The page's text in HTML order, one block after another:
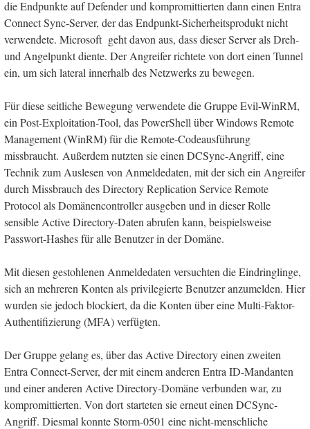
die Endpunkte auf Defender und kompromittierten dann einen Entra
Connect Sync-Server, der das Endpunkt-Sicherheitsprodukt nicht
verwendete. Microsoft geht davon aus, dass dieser Server als Dreh-
und Angelpunkt diente. Der Angreifer richtete von dort einen Tunnel
ein, um sich lateral innerhalb des Netzwerks zu bewegen.
Für diese seitliche Bewegung verwendete die Gruppe Evil-WinRM,
ein Post-Exploitation-Tool, das PowerShell über Windows Remote
Management (WinRM) für die Remote-Codeausführung
missbraucht. Außerdem nutzten sie einen DCSync-Angriff, eine
Technik zum Auslesen von Anmeldedaten, mit der sich ein Angreifer
durch Missbrauch des Directory Replication Service Remote
Protocol als Domänencontroller ausgeben und in dieser Rolle
sensible Active Directory-Daten abrufen kann, beispielsweise
Passwort-Hashes für alle Benutzer in der Domäne.
Mit diesen gestohlenen Anmeldedaten versuchten die Eindringlinge,
sich an mehreren Konten als privilegierte Benutzer anzumelden. Hier
wurden sie jedoch blockiert, da die Konten über eine Multi-Faktor-
Authentifizierung (MFA) verfügten.
Der Gruppe gelang es, über das Active Directory einen zweiten
Entra Connect-Server, der mit einem anderen Entra ID-Mandanten
und einer anderen Active Directory-Domäne verbunden war, zu
kompromittierten. Von dort starteten sie erneut einen DCSync-
Angriff. Diesmal konnte Storm-0501 eine nicht-menschliche